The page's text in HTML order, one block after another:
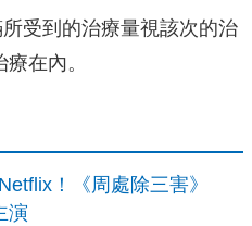
受到的治療量視該次的治
在內。
！《周處除三害》
演